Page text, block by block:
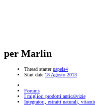
per Marlin
Thread starter papels4
Start date 18 Agosto 2013
Forums
I migliori prodotti anticalvizie
Integratori, estratti naturali,